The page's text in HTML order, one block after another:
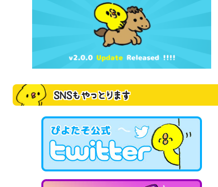
SNSもやっとります